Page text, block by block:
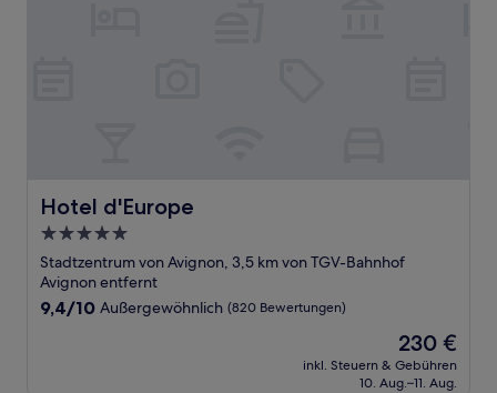
Hotel d'Europe
Hotel d'Europe
5.0-
Sterne-
Unterkunft
Stadtzentrum von Avignon, 3,5 km von TGV-Bahnhof
Avignon entfernt
9.4
9,4/10 Außergewöhnlich (820 Bewertungen)
Der
Preis
beträgt
230 €
inkl. Steuern & Gebühren
10. Aug.–11. Aug.